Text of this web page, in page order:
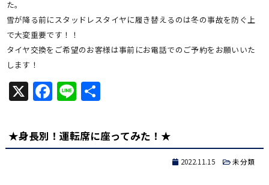
た。
雪が降る前にスタッドレスタイヤに履き替えるのは冬の事故を防ぐ上
で大変重要です！！
タイヤ交換をご希望のお客様は事前にお電話でのご予約をお願いいた
します！
X Facebook
Line共
★身長別！運転席に座ってみた！★
2022.11.15 未分類